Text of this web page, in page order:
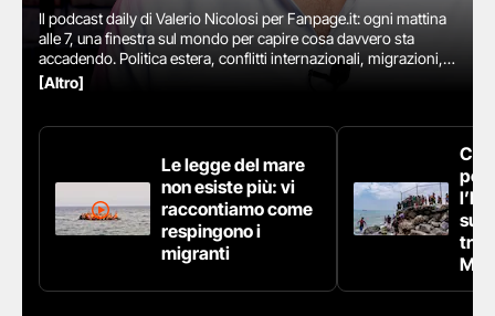
Il podcast daily di Valerio Nicolosi per Fanpage.it: ogni mattina
alle 7, una finestra sul mondo per capire cosa davvero sta
accadendo. Politica estera, conflitti internazionali, migrazioni,
politica interna e tematiche sociali raccontate dal giornalista
Mediterraneo, Africa, Stati Uniti, America Latina e molto altro -
SCANNER porta le storie dove accadono, per offrirti ogni
giorno un’informazione completa, immediata e dal vivo.
[Altro]
Le legge del mare
non esiste più: vi
raccontiamo come
respingono i
migranti
tra